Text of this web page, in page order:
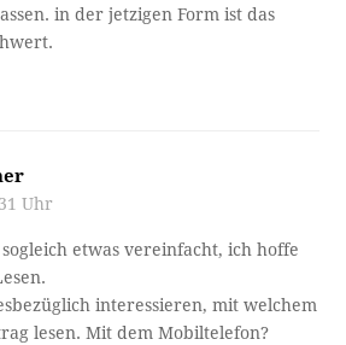
in der jetzigen Form ist das
Uhr
etwas vereinfacht, ich hoffe
interessieren, mit welchem
lesen. Mit dem Mobiltelefon?